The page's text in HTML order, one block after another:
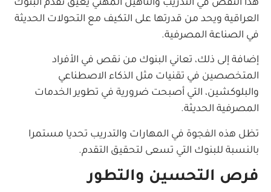
هذا النقص في التدريب والتأهيل المهني يعيق تقدم البنوك
العراقية ويحد من قدرتها على التكيف مع التحولات الحديثة
في الصناعة المصرفية.
إضافة إلى ذلك، تعاني البنوك من نقص في الأفراد
المتخصصين في تقنيات مثل الذكاء الاصطناعي
والبلوكشين، التي أصبحت ضرورية في تطوير الخدمات
المصرفية الحديثة.
تظل هذه الفجوة في المهارات والتدريب تحديا مستمرا
بالنسبة للبنوك التي تسعى لتحقيق التقدم.
فرص التحسين والتطور